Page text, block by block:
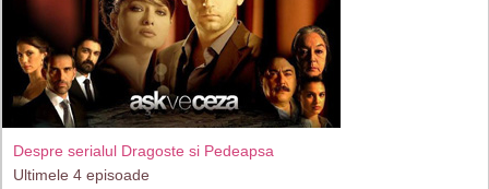
Despre serialul Dragoste si Pedeapsa
Ultimele 4 episoade